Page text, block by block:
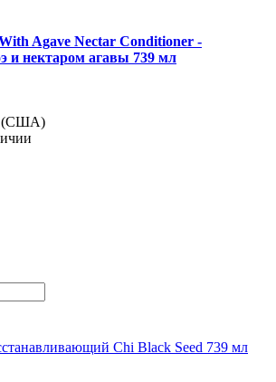
Agave Nectar Conditioner -
и нектаром агавы 739 мл
(США)